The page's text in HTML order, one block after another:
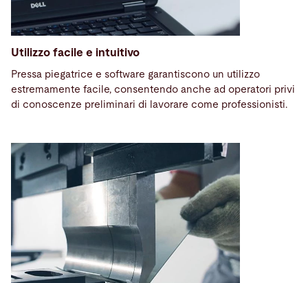
Utilizzo facile e intuitivo
Pressa piegatrice e software garantiscono un utilizzo
estremamente facile, consentendo anche ad operatori privi
di conoscenze preliminari di lavorare come professionisti.